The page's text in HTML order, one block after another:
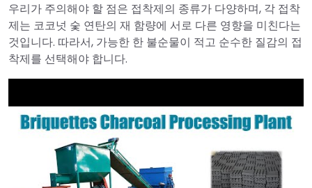
우리가 주의해야 할 점은 접착제의 종류가 다양하며, 각 접착
제는 코코넛 숯 연탄의 재 함량에 서로 다른 영향을 미친다는
것입니다. 따라서, 가능한 한 불순물이 적고 순수한 질감의 접
착제를 선택해야 합니다.